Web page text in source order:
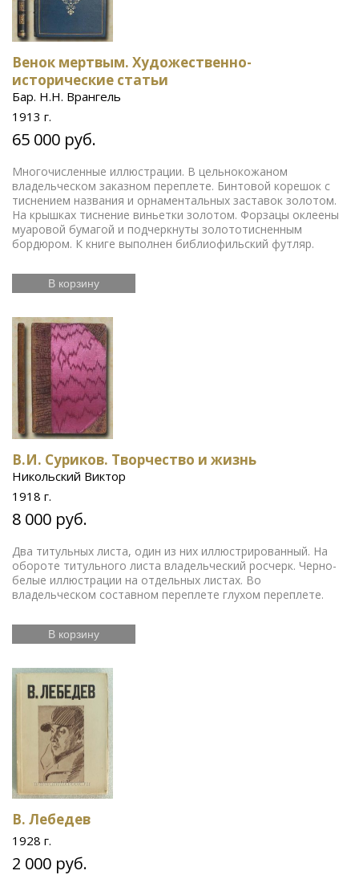
Венок мертвым. Художественно-
исторические статьи
Бар. Н.Н. Врангель
1913 г.
65 000 руб.
Многочисленные иллюстрации. В цельнокожаном
владельческом заказном переплете. Бинтовой корешок с
тиснением названия и орнаментальных заставок золотом.
На крышках тиснение виньетки золотом. Форзацы оклеены
муаровой бумагой и подчеркнуты золототисненным
бордюром. К книге выполнен библиофильский футляр.
В корзину
В.И. Суриков. Творчество и жизнь
Никольский Виктор
1918 г.
8 000 руб.
Два титульных листа, один из них иллюстрированный. На
обороте титульного листа владельческий росчерк. Черно-
белые иллюстрации на отдельных листах. Во
владельческом составном переплете глухом переплете.
В корзину
В. Лебедев
1928 г.
2 000 руб.